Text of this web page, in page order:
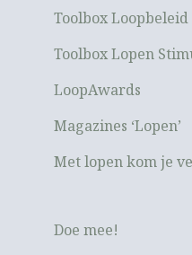
Toolbox Loopbeleid
Toolbox Lopen
LoopAwards
Magazines ‘Lopen’
Met lopen kom je
Doe mee!